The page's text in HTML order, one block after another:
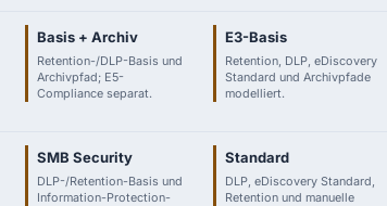
Basis + Archiv
Retention-/DLP-Basis und
Archivpfad; E5-
Compliance separat.
E3-Basis
Retention, DLP, eDiscovery
Standard und Archivpfade
modelliert.
SMB Security
DLP-/Retention-Basis und
Information-Protection-
Standard
DLP, eDiscovery Standard,
Retention und manuelle